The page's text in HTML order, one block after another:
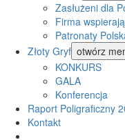
Zasłużeni dla
Firma
Patronaty
Złoty Gryf otwórz
KONKURS
GALA
Konferencja
Raport Poligraficzny
Kontakt